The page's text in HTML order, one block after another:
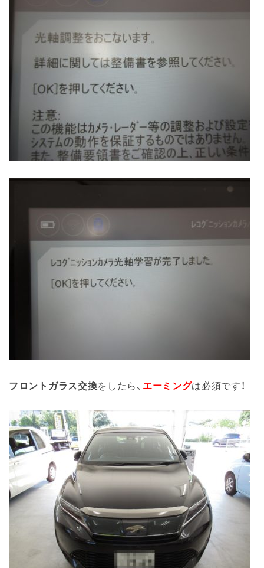
フロントガラス交換をしたら、 エーミングは必須です！